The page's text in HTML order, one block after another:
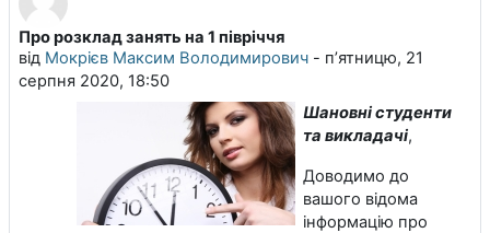
Про розклад занять на 1 півріччя
від Мокрієв Максим Володимирович - пʼятницю, 21
серпня 2020, 18:50
Кількість відповідей: 0
Шановні студенти
та викладачі,
Доводимо до
вашого відома
інформацію про